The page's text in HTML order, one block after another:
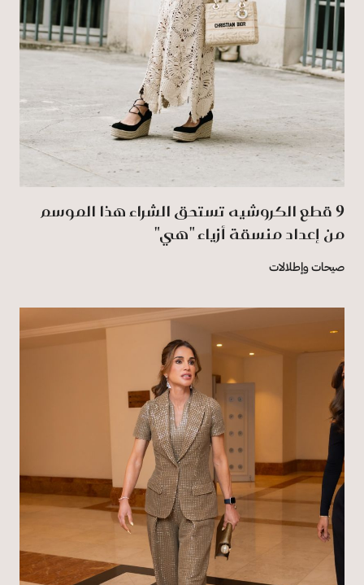
9 قطع الكروشيه تستحق الشراء هذا الموسم
من إعداد منسقة أزياء "هي"
صيحات وإطلالات